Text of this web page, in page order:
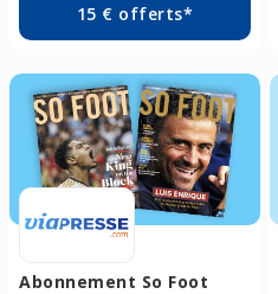
15 € offerts*
Abonnement So Foot